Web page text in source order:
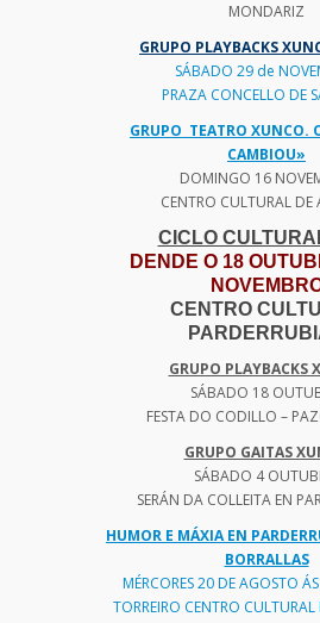
MONDARIZ
GRUPO PLAYBACKS
SÁBADO 29 de
PRAZA CONCELLO DE
GRUPO TEATRO XUNCO.
CAMBIOU»
DOMINGO 16
CENTRO CULTURAL DE
CICLO
DENDE O 18
CENTRO
GRUPO PLAYBACKS
SÁBADO 18
FESTA DO CODILLO –
GRUPO GAITAS
SÁBADO 4
SERÁN DA COLLEITA EN
HUMOR E MÁXIA EN
BORRALLAS
MÉRCORES 20 DE AGOSTO
TORREIRO CENTRO CULTURAL